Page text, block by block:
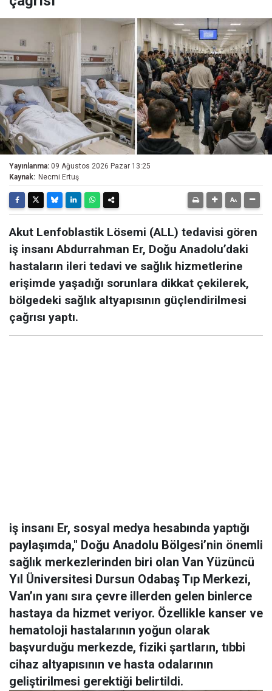
Yayınlanma: 09 Ağustos 2026 Pazar 13:25
Kaynak: Necmi Ertuş
Akut Lenfoblastik Lösemi (ALL) tedavisi gören
iş insanı Abdurrahman Er, Doğu Anadolu’daki
hastaların ileri tedavi ve sağlık hizmetlerine
erişimde yaşadığı sorunlara dikkat çekilerek,
bölgedeki sağlık altyapısının güçlendirilmesi
çağrısı yaptı.
iş insanı Er, sosyal medya hesabında yaptığı
paylaşımda," Doğu Anadolu Bölgesi’nin önemli
sağlık merkezlerinden biri olan Van Yüzüncü
Yıl Üniversitesi Dursun Odabaş Tıp Merkezi,
Van’ın yanı sıra çevre illerden gelen binlerce
hastaya da hizmet veriyor. Özellikle kanser ve
hematoloji hastalarının yoğun olarak
başvurduğu merkezde, fiziki şartların, tıbbi
cihaz altyapısının ve hasta odalarının
geliştirilmesi gerektiği belirtildi.